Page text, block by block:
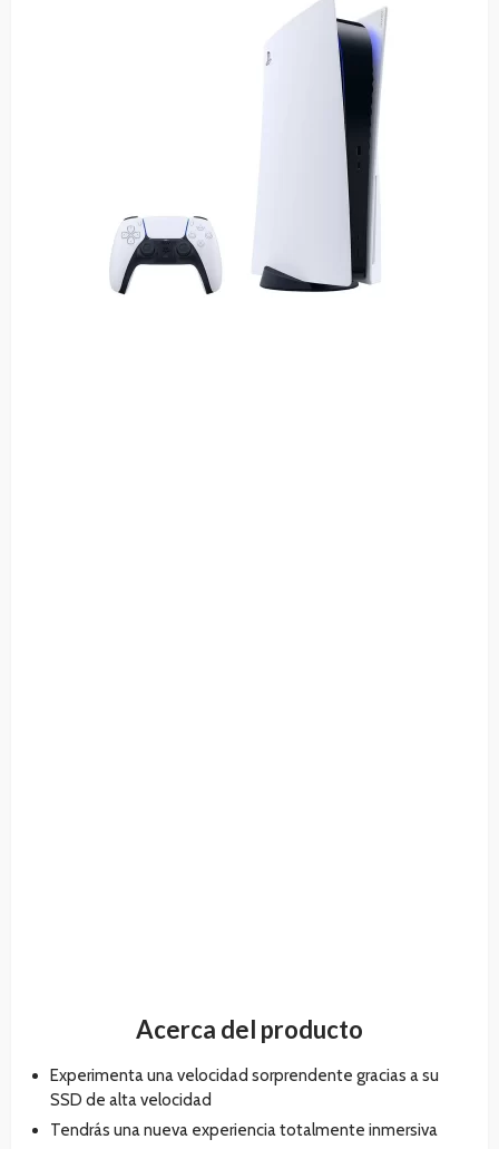
Acerca del producto
Experimenta una velocidad sorprendente gracias a su
SSD de alta velocidad
Tendrás una nueva experiencia totalmente inmersiva